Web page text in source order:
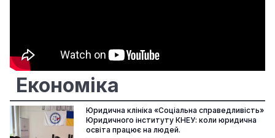
Економіка
Юридична клініка «Соціальна справедливість»
Юридичного інституту КНЕУ: коли юридична
освіта працює на людей.